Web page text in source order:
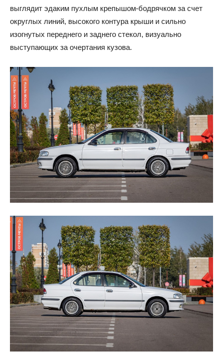
выглядит эдаким пухлым крепышом-бодрячком за счет
округлых линий, высокого контура крыши и сильно
изогнутых переднего и заднего стекол, визуально
выступающих за очертания кузова.